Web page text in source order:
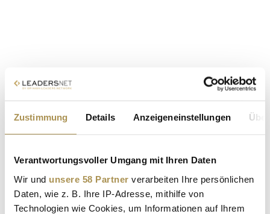
Zustimmung Details Anzeigeneinstellungen
Verantwortungsvoller Umgang mit Ihren Daten
Wir und unsere 58 Partner verarbeiten Ihre persönlichen
Daten, wie z. B. Ihre IP-Adresse, mithilfe von
Technologien wie Cookies, um Informationen auf Ihrem